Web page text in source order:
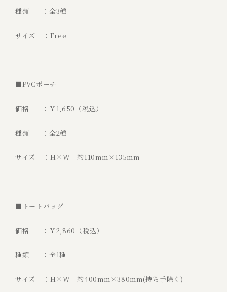
種類 ：全3種
サイズ ：Free
■PVCポーチ
価格 ：￥1,650（税込）
種類 ：全2種
サイズ ：H×W 約110mm×135mm
■トートバッグ
価格 ：￥2,860（税込）
種類 ：全1種
サイズ ：H×W 約400mm×380mm(持ち手除く)